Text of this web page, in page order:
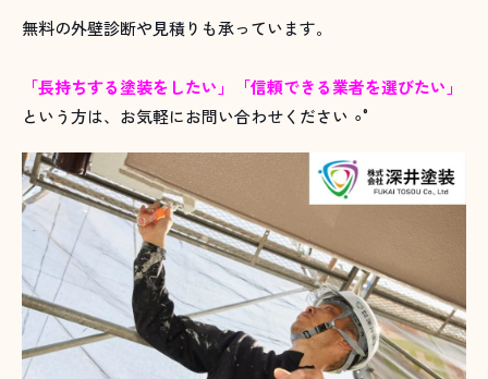
無料の外壁診断や見積りも承っています。
「長持ちする塗装をしたい」「信頼できる業者を選びたい」
という方は、お気軽にお問い合わせください ∘°